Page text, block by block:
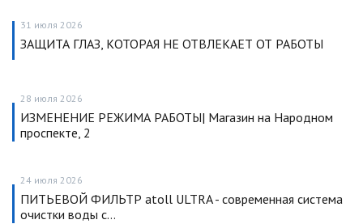
31 июля 2026
ЗАЩИТА ГЛАЗ, КОТОРАЯ НЕ ОТВЛЕКАЕТ ОТ РАБОТЫ
28 июля 2026
ИЗМЕНЕНИЕ РЕЖИМА РАБОТЫ| Магазин на Народном
проспекте, 2
24 июля 2026
ПИТЬЕВОЙ ФИЛЬТР atoll ULTRA - современная система
очистки воды с…